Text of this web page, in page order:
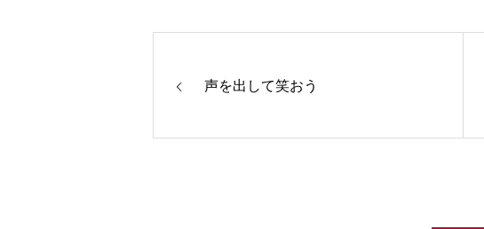
声を出して笑おう